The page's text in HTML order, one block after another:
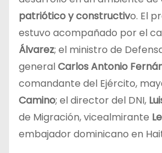
patriótico y constructivo. El
estuvo acompañado por el
Álvarez; el ministro de
generalCarlos Antonio
comandante del Ejército,
Camino; el director del DNI,
de Migración, vicealmirante
embajador dominicano en